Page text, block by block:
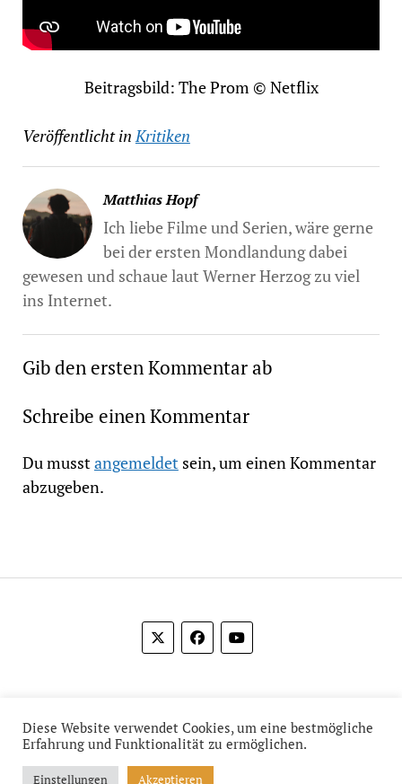
Beitragsbild: The Prom © Netflix
Veröffentlicht in Kritiken
Matthias Hopf
Ich liebe Filme und Serien, wäre gerne
bei der ersten Mondlandung dabei
gewesen und schaue laut Werner Herzog zu viel
ins Internet.
Gib den ersten Kommentar ab
Schreibe einen Kommentar
Du musstangemeldetsein, um einen Kommentar
abzugeben.
Diese Website verwendet Cookies, um eine bestmögliche
Erfahrung und Funktionalität zu ermöglichen.
Einstellungen Akzeptieren